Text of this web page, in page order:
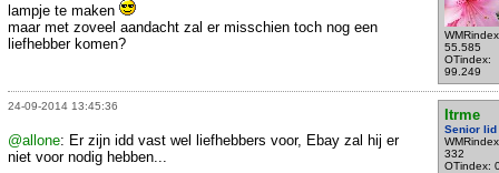
55.585
OTindex:
99.249
lampje te maken
maar met zoveel aandacht zal er misschien toch nog een
liefhebber komen?
24-09-2014 13:45:36
Itrme
Senior lid
332
OTindex:
@allone: Er zijn idd vast wel liefhebbers voor, Ebay zal hij er
niet voor nodig hebben...